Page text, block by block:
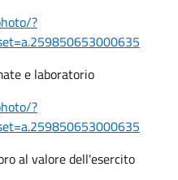
?
e laboratorio
?
al valore dell'esercito